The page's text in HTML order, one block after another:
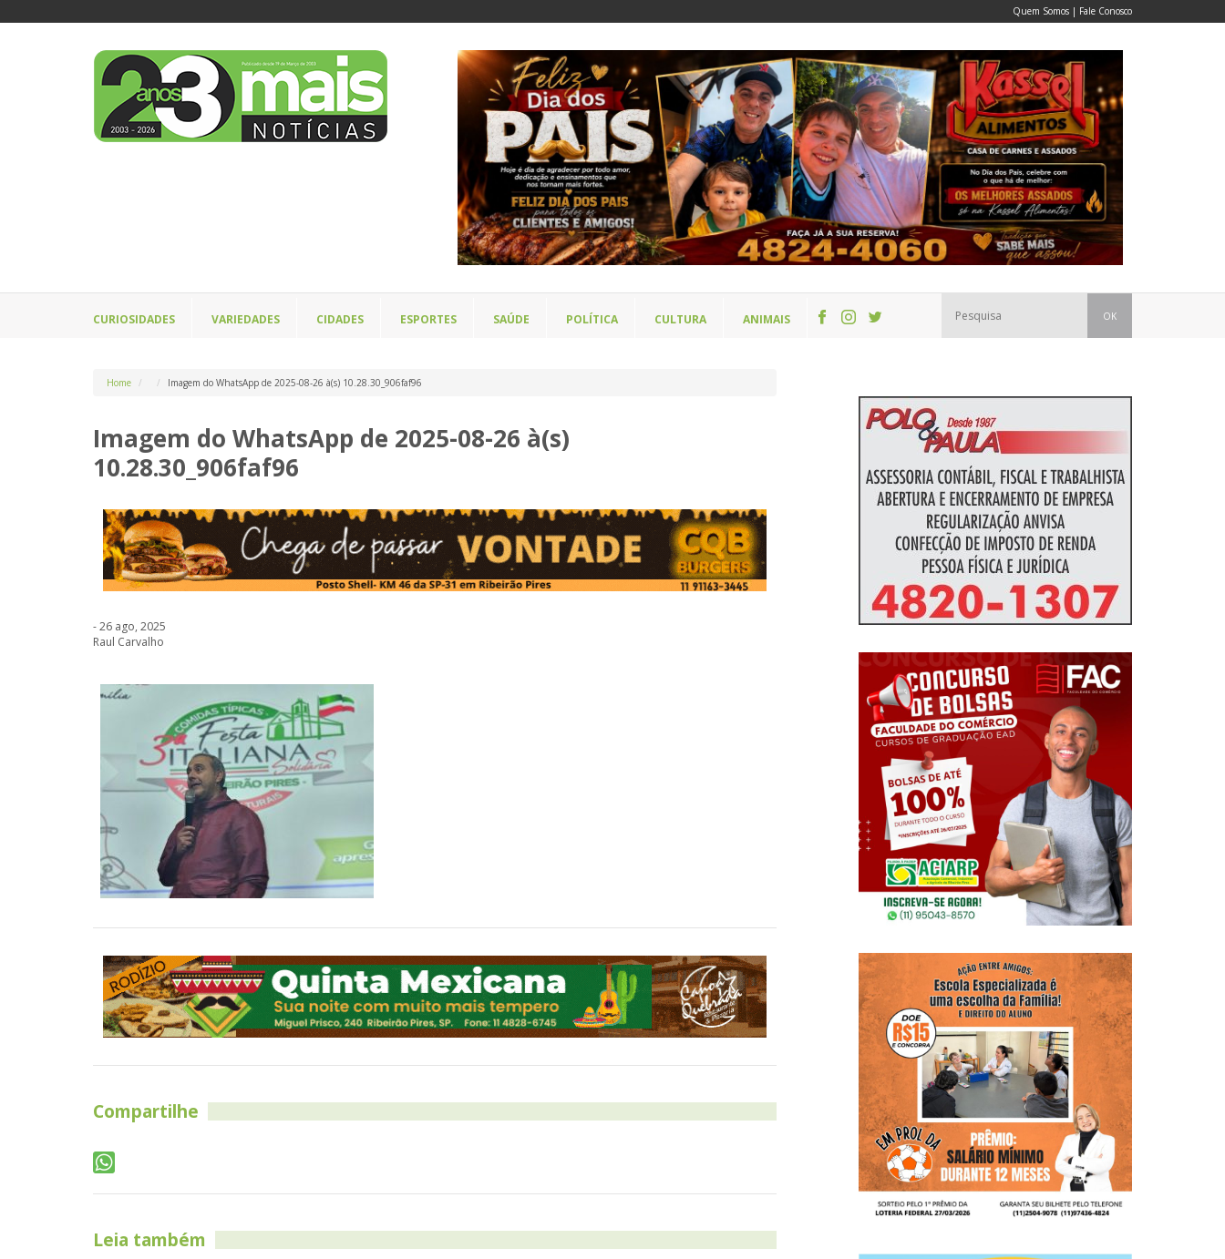
Quem Somos | Fale Conosco
CURIOSIDADES VARIEDADES CIDADES ESPORTES SAÚDE POLÍTICA CULTURA ANIMAIS OK
Home Imagem do WhatsApp de 2025-08-26 à(s) 10.28.30_906faf96
Imagem do WhatsApp de 2025-08-26 à(s)
10.28.30_906faf96
- 26 ago, 2025
Raul Carvalho
Compartilhe
Leia também